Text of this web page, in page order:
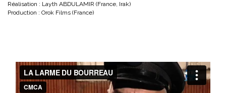
Réalisation : Layth ABDULAMIR (France, Irak)
Production : Orok Films (France)